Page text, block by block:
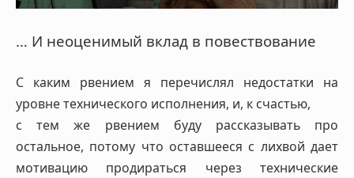
… И неоценимый вклад в повествование
С каким рвением я перечислял недостатки на
уровне технического исполнения, и, к счастью,
с тем же рвением буду рассказывать про
остальное, потому что оставшееся с лихвой дает
мотивацию продираться через технические